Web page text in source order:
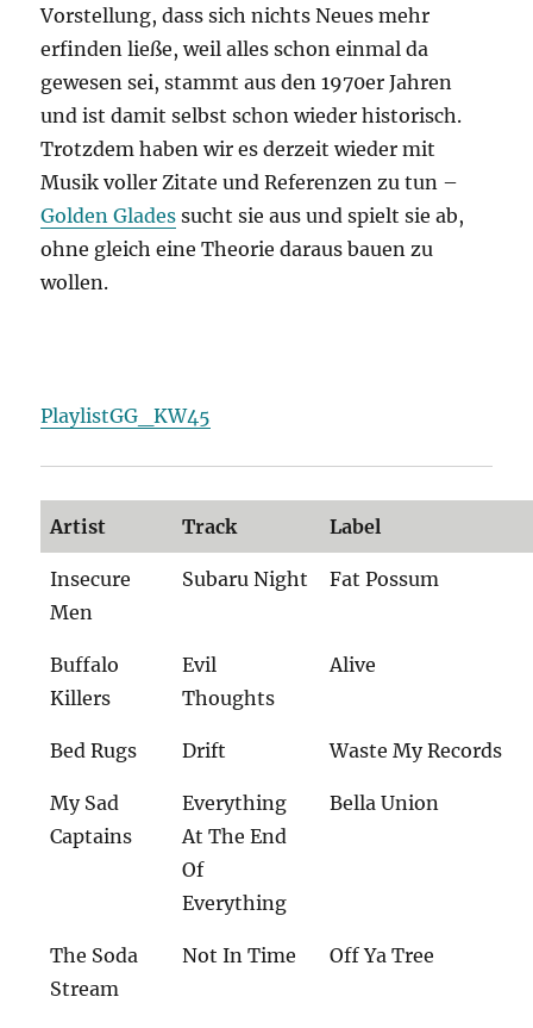
Vorstellung, dass sich nichts Neues mehr
erfinden ließe, weil alles schon einmal da
gewesen sei, stammt aus den 1970er Jahren
und ist damit selbst schon wieder historisch.
Trotzdem haben wir es derzeit wieder mit
Musik voller Zitate und Referenzen zu tun –
Golden Glades sucht sie aus und spielt sie ab,
ohne gleich eine Theorie daraus bauen zu
wollen.
PlaylistGG_KW45
Artist Track Label
Insecure
Men
Subaru Night Fat Possum
Buffalo
Killers
Evil
Thoughts
Alive
Bed Rugs Drift Waste My Records
My Sad
Captains
Everything
At The End
Of
Everything
Bella Union
The Soda
Stream
Not In Time Off Ya Tree